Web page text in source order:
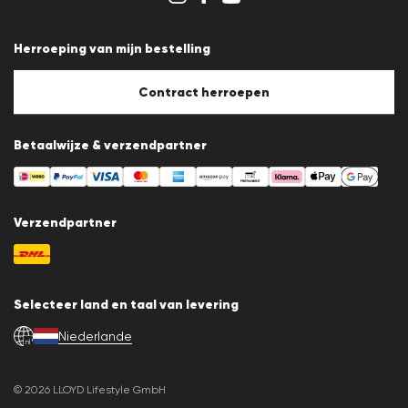
Afdruk
Cookiebeleid
Herroeping van mijn bestelling
Contract herroepen
Betaalwijze & verzendpartner
Verzendpartner
Selecteer land en taal van levering
nl Niederlande
© 2026 LLOYD Lifestyle GmbH